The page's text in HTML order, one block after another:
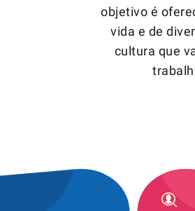
objetivo é
vida e de
cultura que